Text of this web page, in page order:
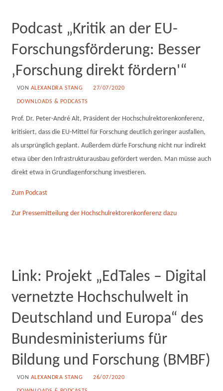
Podcast „Kritik an der EU-
Forschungsförderung: Besser
‚Forschung direkt fördern'“
VON ALEXANDRA STANG 27/07/2020
DOWNLOADS & PODCASTS
Prof. Dr. Peter-André Alt, Präsident der Hochschulrektorenkonferenz,
kritisiert, dass die EU-Mittel für Forschung deutlich geringer ausfallen,
als ursprünglich geplant. Außerdem dürfe Forschung nicht nur indirekt
etwa über den Infrastrukturausbau gefördert werden. Man müsse auch
direkt etwa in Grundlagenforschung investieren.
Zum Podcast
Zur Pressemitteilung der Hochschulrektorenkonferenz dazu
Link: Projekt „EdTales – Digital
vernetzte Hochschulwelt in
Deutschland und Europa“ des
Bundesministeriums für
Bildung und Forschung (BMBF)
VON ALEXANDRA STANG 26/07/2020